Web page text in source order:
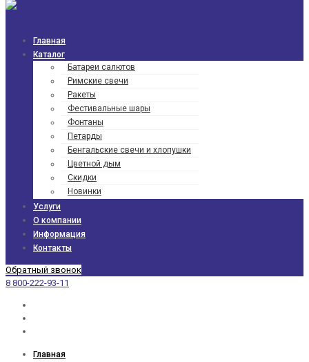
Главная
Каталог
Батареи салютов
Римские свечи
Ракеты
Фести­валь­ные шары
Фонтаны
Петарды
Бенгаль­ские свечи и хлопушки
Цветной дым
Скидки
Новинки
Услуги
О компании
Информация
Контакты
Обратный звонок
8 800-222-93-11
Главная